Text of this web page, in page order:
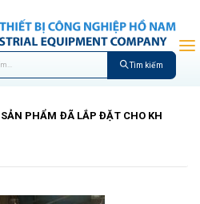
Tìm kiếm
SẢN PHẨM ĐÃ LẮP ĐẶT CHO KH